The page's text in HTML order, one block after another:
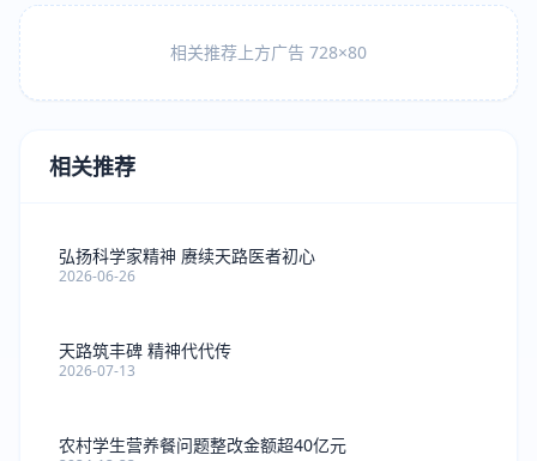
相关推荐上方广告 728×80
相关推荐
弘扬科学家精神 赓续天路医者初心
2026-06-26
天路筑丰碑 精神代代传
2026-07-13
农村学生营养餐问题整改金额超40亿元